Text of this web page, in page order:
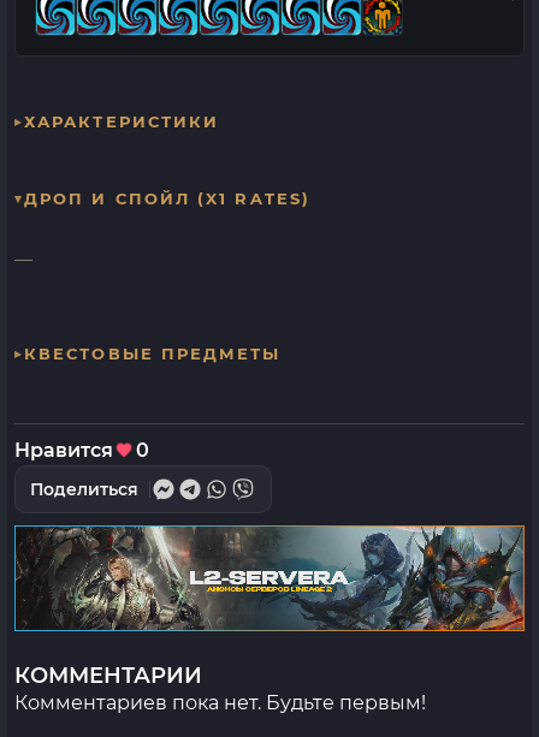
ХАРАКТЕРИСТИКИ
ДРОП И СПОЙЛ (X1 RATES)
—
КВЕСТОВЫЕ ПРЕДМЕТЫ
Нравится 0
Поделиться
КОММЕНТАРИИ
Комментариев пока нет. Будьте первым!